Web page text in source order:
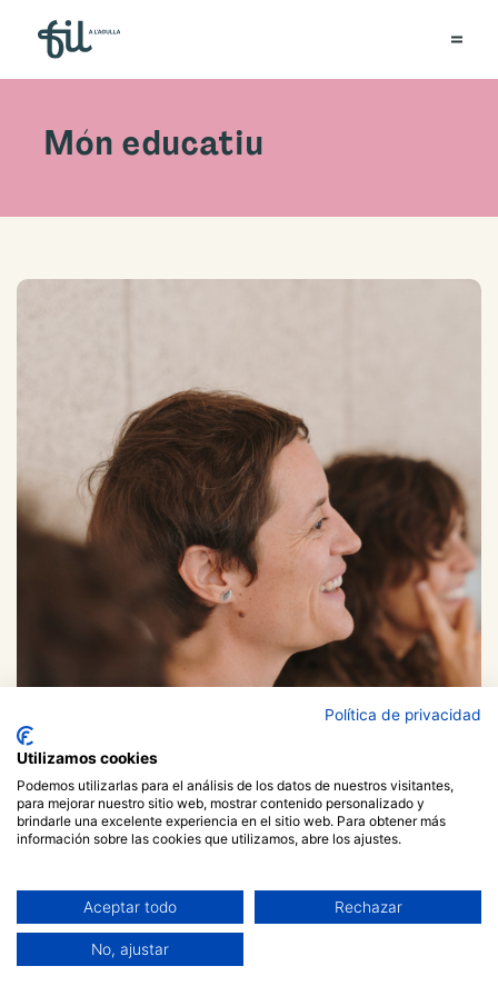
Món educatiu
Oferim serveis i formacions
en facilitació de grups i
Política de privacidad
Utilizamos cookies
Podemos utilizarlas para el análisis de los datos de nuestros visitantes,
para mejorar nuestro sitio web, mostrar contenido personalizado y
brindarle una excelente experiencia en el sitio web. Para obtener más
información sobre las cookies que utilizamos, abre los ajustes.
Aceptar todo Rechazar
No, ajustar